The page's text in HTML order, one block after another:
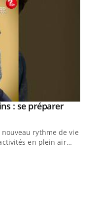
: se préparer
rythme de vie !
en plein air…
nombreuses
une période de